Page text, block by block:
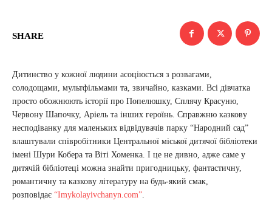
SHARE
Дитинство у кожної людини асоціюється з розвагами,
солодощами, мультфільмами та, звичайно, казками. Всі дівчатка
просто обожнюють історії про Попелюшку, Сплячу Красуню,
Червону Шапочку, Аріель та інших героїнь. Справжню казкову
несподіванку для маленьких відвідувачів парку “Народний сад”
влаштували співробітники Центральної міської дитячої бібліотеки
імені Шури Кобера та Віті Хоменка. І це не дивно, адже саме у
дитячій бібліотеці можна знайти пригодницьку, фантастичну,
романтичну та казкову літературу на будь-який смак,
розповідає “Imykolayivchanyn.com”.